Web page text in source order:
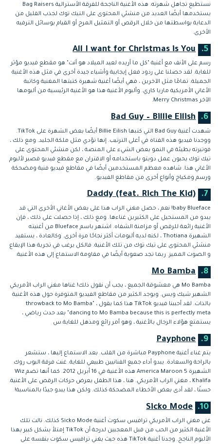
نستطيع تجاهل شهرته. هذه الأغنية الناجحة للفرقة الأسترالية Bag Raisers
يستخدمها أيضًا العديد من منشئي المحتوى على التيك توك لجذب القليل من
الدعاية بواسطتها من خلال الرقص أو التمثيل المرح أو القيام بوسائل الترفيه
الأخرى.
5.
All I want for Christmas is You
رسم على الأنف مع أغنية "كل ما أريده لعيد الميلاد هو أنت" هو مقطع فيديو مؤثر
للغاية. لقد حصلنا على ردود فعل إيجابية وأشياء جيدة أخرى في مثل هذه الأغنية
الجميلة. تمامًا مثل الآخرين ، فهي أيضًا أغنية شهيرة كتبتها المغنية وكاتبة
الأغاني الأمريكية ماريا كاري. وألبوم الأغنية هذا هو الأغنية الرئيسية من ألبومها
الآخر Merry Christmas.
6.
Bad Guy – Billie Eilish
شهدت أغنية Bad Guy التي كتبها Billie Eilish أيضًا بعض الشهرة على TikTok.
ووجدنا فيديو هذه الفتاة في أعلى الترتيب. إنها تؤدي مثل ملكة الجليد. ومع ذلك ،
فوتيرته بطيئة في النمو بعض الشيء على المنصة ، لكن منشئي المحتوى على
تيك توك يحبون عمل دويتو باستخدامه أو الاقتران مع مقطع فيديو قصير لألبوم
الأغاني هذا. شاهده معظم المستخدمين أيضًا في مقاطع فيديو فنية ومضحكة
ورسم ومكياج وأنواع أخرى من مقاطع الفيديو.
7.
Daddy (feat. Rich The Kid)
baby Blueface! نعم ، حصل مغني الراب هذا على بعض الأغاني الأخرى التي قد
يبدو من المستحيل على الكثيرين غناءها. ومع ذلك ، إذا حصلت على ذلك ، فإن
الأغنية رائعة للرقص أو مزامنة الشفاه. اشتهر باسم Blueface من أغنيته
الشهيرة Thotiana ، لكنه لديه ألبومات أكثر نجاحًا مرة أخرى. وكالعادة ، يستفيد
منشئي المحتوى على تيك توك من تلك الأغنية. فالكل يرغب في تجربة هذا الإيقاع
و الصوت المميز. ربما تجد صعوبة أيضًا في مقاومة الاستماع إلى هذه الأغنية.
8.
Mo Bamba
Mo Bamba هي معشوقة الجميع ، يجب أن نقول ذلك! غناها مغني الراب الأمريكي
الشهير شيك ويس. ويوجد الكثير من مقاطع الفيديو المتوفرة حول هذه الأغنية
بالذات. لقد أحببنا فيديو TikTok هذا كما يقول ، "throwback to Mo Bamba
dancing to Mo Bamba because this is perfectly meta" بعد حدث رياضي ،
يستمتع هؤلاء الرجال بالأغنية ، وهو أمر رائع ومذهل للغاية.س
9.
Payphone
يتم غناء أغنية Payphone مباشرة من القلب. بعد الاستماع إليها ، ستشعر
بالراحة والسعادة. يبدو أداء جميع الفنانيين طبيعي للغاية. غنت فرقة البوب روك
الشهيرة America Maroon 5 هذه الأغنية في 16 أبريل 2012. كما أنها تضم Wiz
Khalifa ، مغني الراب الأمريكي. هنا ، هذا الطفل يعرض حركات الرقص على الأغنية.
حسنًا ، لقد أدى بعض الأخطاء المضحكة كذلك. ولكن هذا يبدو جيدًا بالمناسبة!
10.
Sicko Mode
غنى مغني الراب الأمريكي ترافيس سكوت أغنية Sicko Mode كذلك. نالت تلك
الأغنية الكثير من الحب من قبل المعجبين لدرجة أن TikTok إمتلأ بشكل كبير بهذا
الألبوم الناجح. وجدنا أغنية TikTok هذه حيث يغني ترافيس سكوت بنفسه على